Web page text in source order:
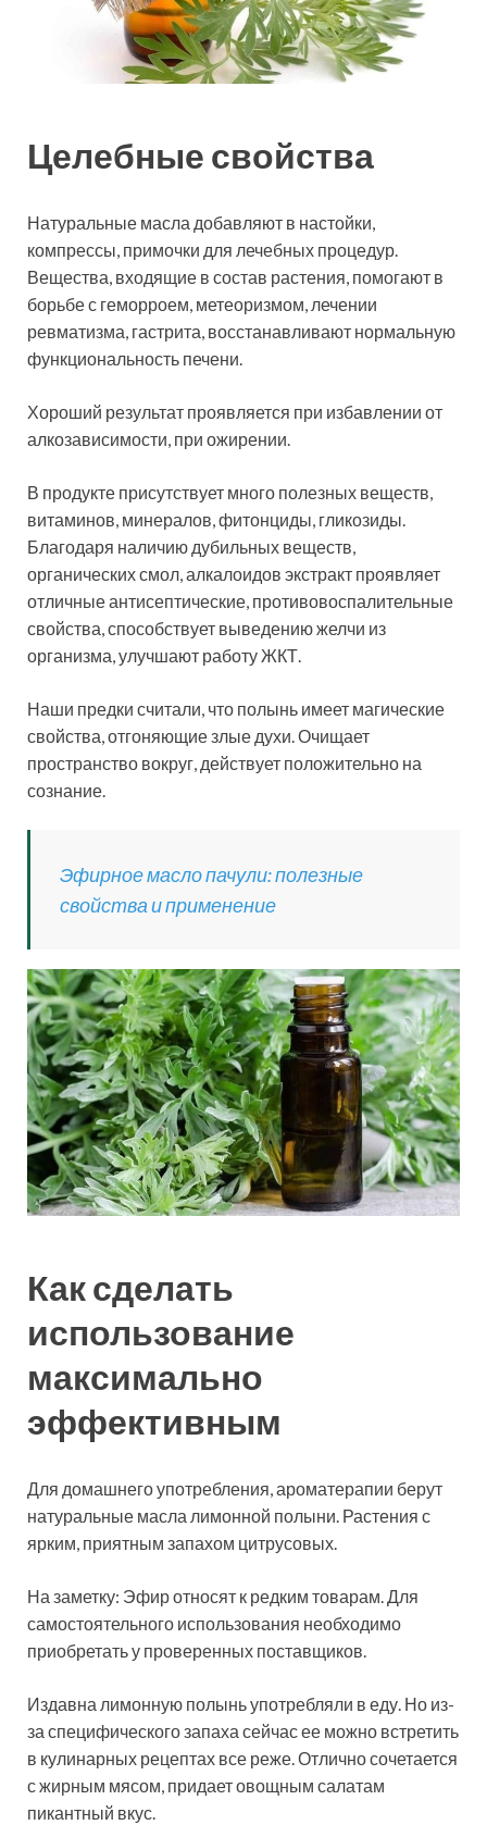
Целебные свойства
Натуральные масла добавляют в настойки,
компрессы, примочки для лечебных процедур.
Вещества, входящие в состав растения, помогают в
борьбе с геморроем, метеоризмом, лечении
ревматизма, гастрита, восстанавливают нормальную
функциональность печени.
Хороший результат проявляется при избавлении от
алкозависимости, при ожирении.
В продукте присутствует много полезных веществ,
витаминов, минералов, фитонциды, гликозиды.
Благодаря наличию дубильных веществ,
органических смол, алкалоидов экстракт проявляет
отличные антисептические, противовоспалительные
свойства, способствует выведению желчи из
организма, улучшают работу ЖКТ.
Наши предки считали, что полынь имеет магические
свойства, отгоняющие злые духи. Очищает
пространство вокруг, действует положительно на
сознание.
Эфирное масло пачули: полезные
свойства и применение
Как сделать
использование
максимально
эффективным
Для домашнего употребления, ароматерапии берут
натуральные масла лимонной полыни. Растения с
ярким, приятным запахом цитрусовых.
На заметку: Эфир относят к редким товарам. Для
самостоятельного использования необходимо
приобретать у проверенных поставщиков.
Издавна лимонную полынь употребляли в еду. Но из-
за специфического запаха сейчас ее можно встретить
в кулинарных рецептах все реже. Отлично сочетается
с жирным мясом, придает овощным салатам
пикантный вкус.